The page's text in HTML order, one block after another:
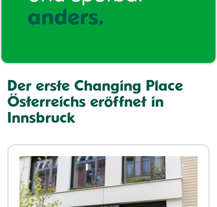
Karriere
Der erste Changing Place
Österreichs eröffnet in
Innsbruck